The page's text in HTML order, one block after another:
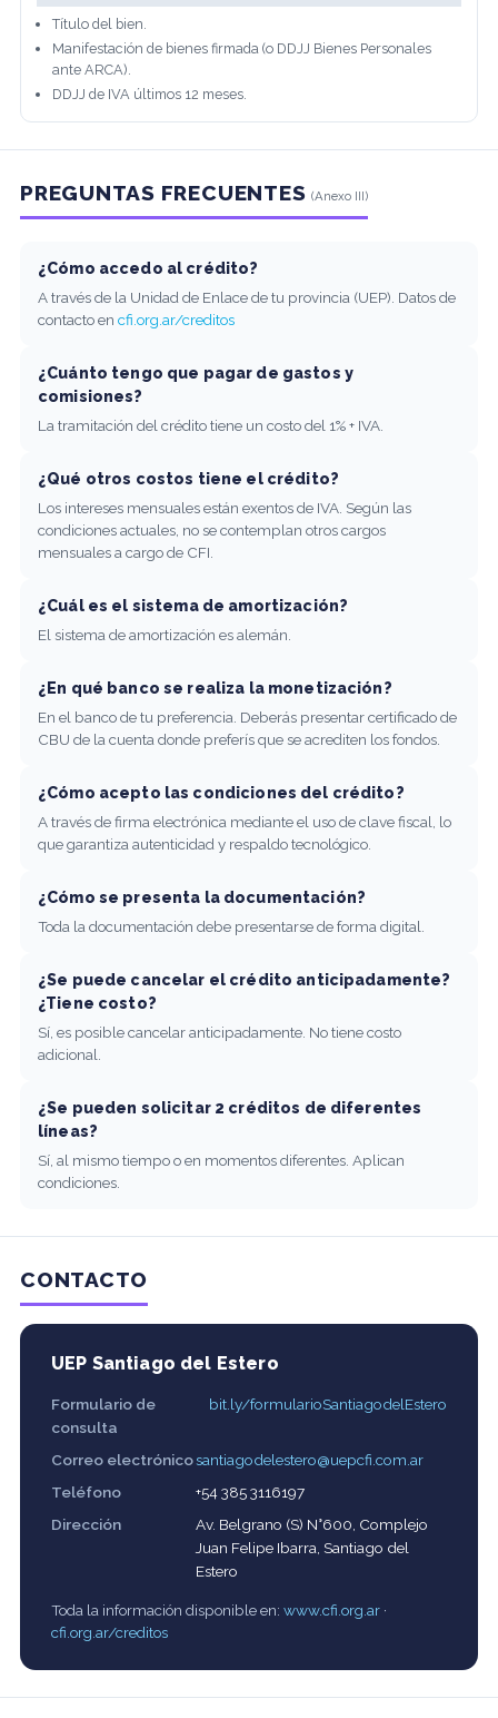
Título del bien.
Manifestación de bienes firmada (o DDJJ Bienes Personales
ante ARCA).
DDJJ de IVA últimos 12 meses.
PREGUNTAS FRECUENTES(Anexo III)
¿Cómo accedo al crédito?
A través de la Unidad de Enlace de tu provincia (UEP). Datos de
contacto en cfi.org.ar/creditos
¿Cuánto tengo que pagar de gastos y
comisiones?
La tramitación del crédito tiene un costo del 1% + IVA.
¿Qué otros costos tiene el crédito?
Los intereses mensuales están exentos de IVA. Según las
condiciones actuales, no se contemplan otros cargos
mensuales a cargo de CFI.
¿Cuál es el sistema de amortización?
El sistema de amortización es alemán.
¿En qué banco se realiza la monetización?
En el banco de tu preferencia. Deberás presentar certificado de
CBU de la cuenta donde preferís que se acrediten los fondos.
¿Cómo acepto las condiciones del crédito?
A través de firma electrónica mediante el uso de clave fiscal, lo
que garantiza autenticidad y respaldo tecnológico.
¿Cómo se presenta la documentación?
Toda la documentación debe presentarse de forma digital.
¿Se puede cancelar el crédito anticipadamente?
¿Tiene costo?
Sí, es posible cancelar anticipadamente. No tiene costo
adicional.
¿Se pueden solicitar 2 créditos de diferentes
líneas?
Sí, al mismo tiempo o en momentos diferentes. Aplican
condiciones.
CONTACTO
UEP Santiago del Estero
Formulario de
consulta
bit.ly/formularioSantiagodelEstero
Correo electrónicosantiagodelestero@uepcfi.com.ar
Teléfono
+54 385 3116197
Dirección
Av. Belgrano (S) N°600, Complejo
Juan Felipe Ibarra, Santiago del
Estero
Toda la información disponible en: www.cfi.org.ar ·
cfi.org.ar/creditos